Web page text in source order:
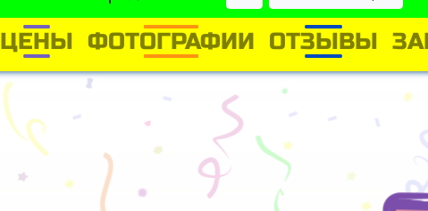
ЦЕНЫ ФОТОГРАФИИ ОТЗЫВЫ